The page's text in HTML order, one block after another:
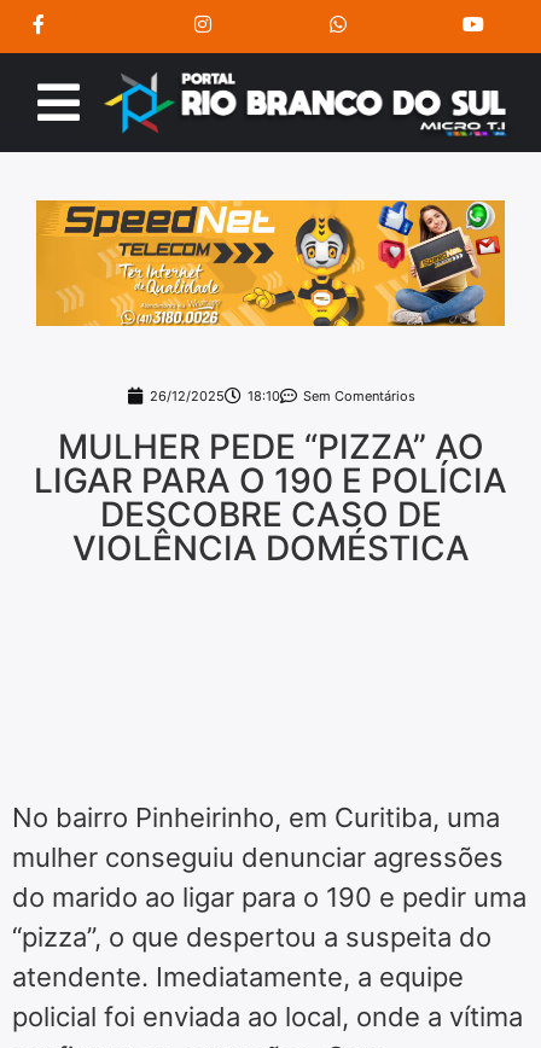
26/12/2025 18:10 Sem Comentários
MULHER PEDE “PIZZA” AO
LIGAR PARA O 190 E POLÍCIA
DESCOBRE CASO DE
VIOLÊNCIA DOMÉSTICA
No bairro Pinheirinho, em Curitiba, uma
mulher conseguiu denunciar agressões
do marido ao ligar para o 190 e pedir uma
“pizza”, o que despertou a suspeita do
atendente. Imediatamente, a equipe
policial foi enviada ao local, onde a vítima